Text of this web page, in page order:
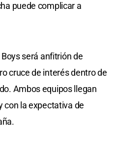
puede complicar a
Boys será anfitrión de
cruce de interés dentro de
Ambos equipos llegan
con la expectativa de